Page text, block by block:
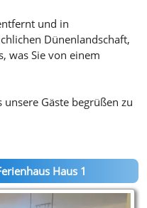
und in
Dünenlandschaft,
was Sie von einem
Gäste begrüßen zu
Haus 1